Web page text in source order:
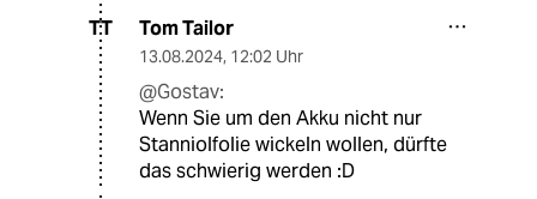
TT Tom Tailor
13.08.2024, 12:02 Uhr
@Gostav:
Wenn Sie um den Akku nicht nur
Stanniolfolie wickeln wollen, dürfte
das schwierig werden :D